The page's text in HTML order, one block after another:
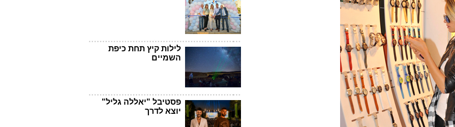
לילות קיץ תחת כיפת
השמיים
פסטיבל "יאללה גליל"
יוצא לדרך